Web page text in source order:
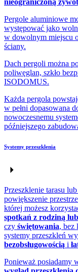
nieograniczoną
Pergole aluminiowe
występować jako
w dowolnym miejscu
ściany.
Dach pergoli można
poliwęglan, szkło
ISODOMUS.
Każda pergola
w pełni dopasowana
nowoczesnemu
późniejszego
Systemy przeszklenia
Przeszklenie tarasu
powiększenie
której możesz
spotkań z rodziną
czy świętowania, bez
systemy przeszkleń
bezobsługowością i
Ponieważ posiadamy